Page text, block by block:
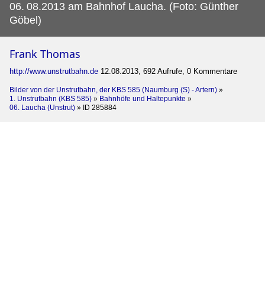
06. 08.2013 am Bahnhof Laucha. (Foto: Günther
Göbel)
Frank Thomas
http://www.unstrutbahn.de 12.08.2013, 692 Aufrufe, 0 Kommentare
Bilder von der Unstrutbahn, der KBS 585 (Naumburg (S) - Artern) »
1. Unstrutbahn (KBS 585) » Bahnhöfe und Haltepunkte »
06. Laucha (Unstrut) » ID 285884